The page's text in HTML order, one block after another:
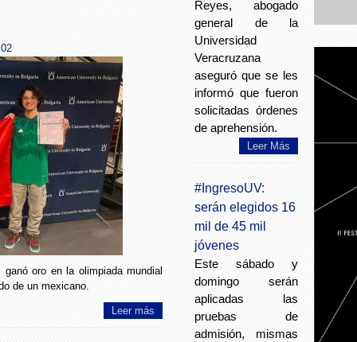
oro en la olimpiada mundial
de un mexicano.
Leer más
Reyes, abogado
general de la
Universidad
Veracruzana
aseguró que se les
informó que fueron
solicitadas órdenes
de aprehensión.
Leer Más
#IngresoUV:
serán elegidos 16
mil de 45 mil
jóvenes
Este sábado y
domingo serán
aplicadas las
pruebas de
admisión, mismas